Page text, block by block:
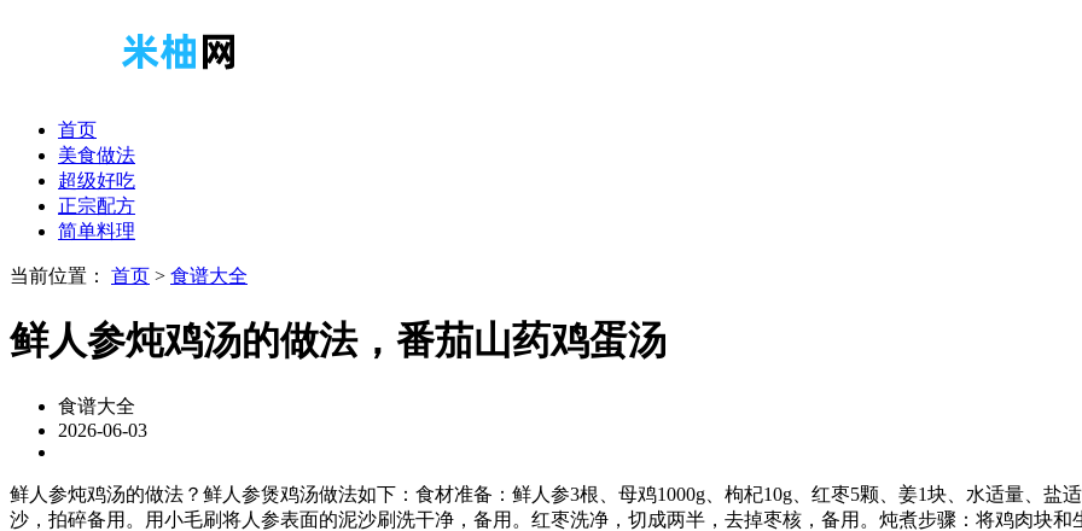
首页
美食做法
超级好吃
正宗配方
简单料理
当前位置： 首页 > 食谱大全
鲜人参炖鸡汤的做法，番茄山药鸡蛋汤
食谱大全
2026-06-03
鲜人参炖鸡汤的做法？鲜人参煲鸡汤做法如下：食材准备：鲜人参3根、母鸡1000g、枸杞10g、红枣5颗、姜1块、水适量、
沙，拍碎备用。用小毛刷将人参表面的泥沙刷洗干净，备用。红枣洗净，切成两半，去掉枣核，备用。炖煮步骤：将鸡肉块